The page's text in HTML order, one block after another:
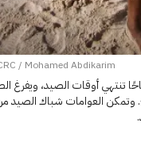
/ Mohamed Abdikarim
تنتهي أوقات الصيد، ويفرغ
وتمكن العوامات شباك الصيد